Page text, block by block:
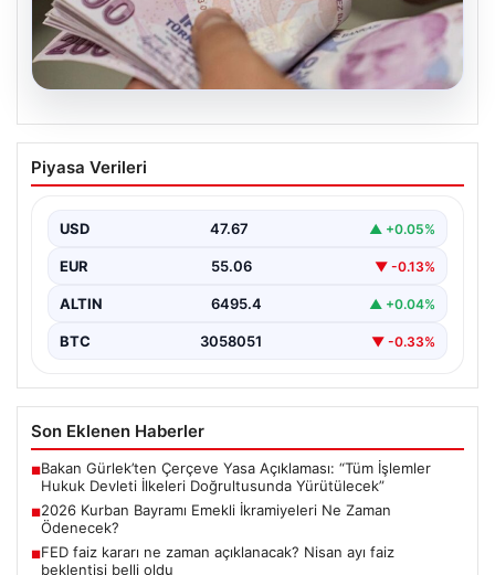
05.08.2026
2026 Kurban Bayramı Emekli
İkramiyeleri Ne Zaman Ödenecek?
milyon emekli vatandaşın gözü kulağı bayram
ikramiyesi…
Piyasa Verileri
USD 47.67 ▲ +0.05%
EUR 55.06 ▼ -0.13%
ALTIN 6495.4 ▲ +0.04%
BTC 3058051 ▼ -0.33%
Son Eklenen Haberler
■Bakan Gürlek’ten Çerçeve Yasa Açıklaması: “Tüm İşlemler
Hukuk Devleti İlkeleri Doğrultusunda Yürütülecek”
■2026 Kurban Bayramı Emekli İkramiyeleri Ne Zaman
Ödenecek?
■FED faiz kararı ne zaman açıklanacak? Nisan ayı faiz
beklentisi belli oldu